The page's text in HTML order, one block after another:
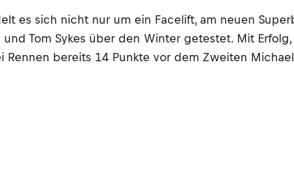
es sich nicht nur um ein Facelift, am neuen
Tom Sykes über den Winter getestet. Mit
bereits 14 Punkte vor dem Zweiten